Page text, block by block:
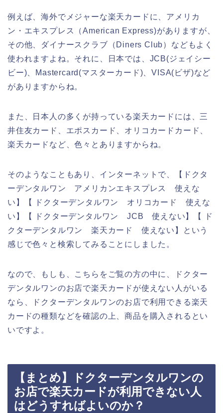
例えば、海外でメジャーな楽天カードに、アメリカ
ン・エキスプレス（American Express)がありますが、
その他、ダイナースクラブ（Diners Club）などもよく
使われますよね。それに、日本では、JCB(ジェイシー
ビー)、Mastercard(マスターカード)、VISA(ビザ)など
がありますからね。
また、日本人の多くが持っている楽天カードには、三
井住友カード、エポスカード、オリコカードカード、
楽天カードなど、色々とありますからね。
そのようなこともあり、インターネットで、【ドクタ
ーデンタルワン アメリカンエキスプレス 使えな
い】【 ドクターデンタルワン オリコカード 使えな
い】【 ドクターデンタルワン JCB 使えない】【 ド
クターデンタルワン 楽天カード 使えない】という
感じで色々と検索してみることにしました。
なので、もしも、こちらをご覧の方の中に、ドクター
デンタルワンのお店で楽天カードが使えない人がいる
なら、ドクターデンタルワンのお店で利用できる楽天
カードの種類などを確認の上、商品を購入されるとい
いですよ。
【まとめ】ドクターデンタルワンの
お店で楽天カードが利用できない人
はどうすればよいのか？